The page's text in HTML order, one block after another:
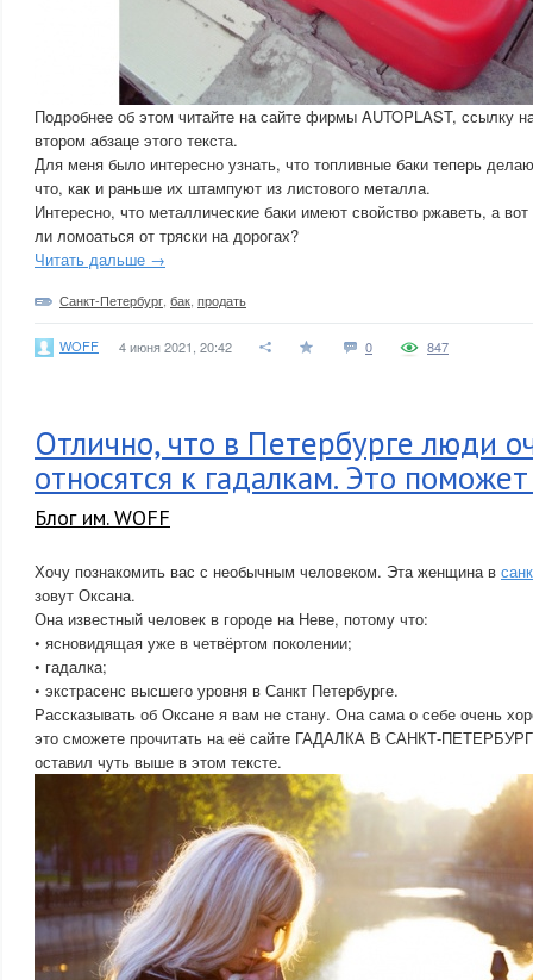
Подробнее об этом читайте на сайте фирмы AUTOPLAST, ссылку
втором абзаце этого текста.
Для меня было интересно узнать, что топливные баки теперь
что, как и раньше их штампуют из листового металла.
Интересно, что металлические баки имеют свойство ржаветь, а
ли ломоаться от тряски на дорогах?
Читать дальше →
Санкт-Петербург бак продать
WOFF 4 июня 2021, 20:42 0 847
Отлично, что в Петербурге люди
относятся к гадалкам. Это
Блог им. WOFF
Хочу познакомить вас с необычным человеком. Эта женщина в
зовут Оксана.
Она известный человек в городе на Неве, потому что:
• ясновидящая уже в четвёртом поколении;
• гадалка;
• экстрасенс высшего уровня в Санкт Петербурге.
Рассказывать об Оксане я вам не стану. Она сама о себе очень
это сможете прочитать на её сайте ГАДАЛКА В САНКТ-
оставил чуть выше в этом тексте.